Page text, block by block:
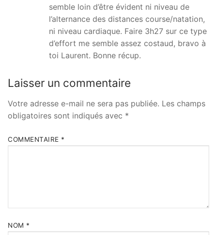
semble loin d’être évident ni niveau de
l’alternance des distances course/natation,
ni niveau cardiaque. Faire 3h27 sur ce type
d’effort me semble assez costaud, bravo à
toi Laurent. Bonne récup.
Laisser un commentaire
Votre adresse e-mail ne sera pas publiée. Les champs
obligatoires sont indiqués avec *
COMMENTAIRE *
NOM *